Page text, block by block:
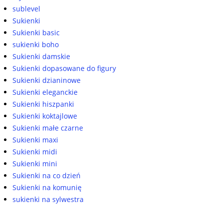
sublevel
Sukienki
Sukienki basic
sukienki boho
Sukienki damskie
Sukienki dopasowane do figury
Sukienki dzianinowe
Sukienki eleganckie
Sukienki hiszpanki
Sukienki koktajlowe
Sukienki małe czarne
Sukienki maxi
Sukienki midi
Sukienki mini
Sukienki na co dzień
Sukienki na komunię
sukienki na sylwestra